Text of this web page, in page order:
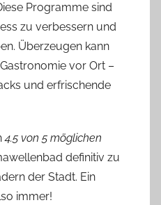
Programme sind
zu verbessern und
Überzeugen kann
vor Ort –
und erfrischende
4.5 von 5 möglichen
definitiv zu
der Stadt. Ein
immer!